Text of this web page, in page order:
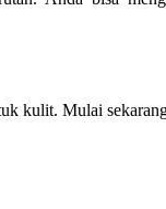
kulit. Mulai